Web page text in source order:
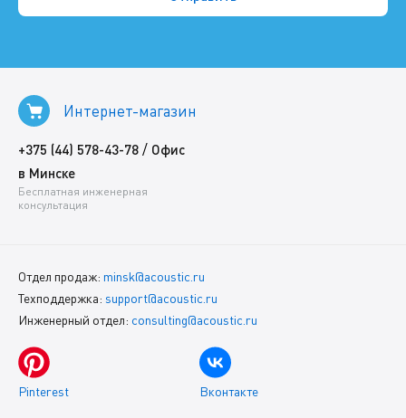
Интернет-магазин
+375 (44) 578-43-78 / Офис
в Минске
Бесплатная инженерная
консультация
Отдел продаж: minsk@acoustic.ru
Техподдержка: support@acoustic.ru
Инженерный отдел: consulting@acoustic.ru
Pinterest Вконтакте